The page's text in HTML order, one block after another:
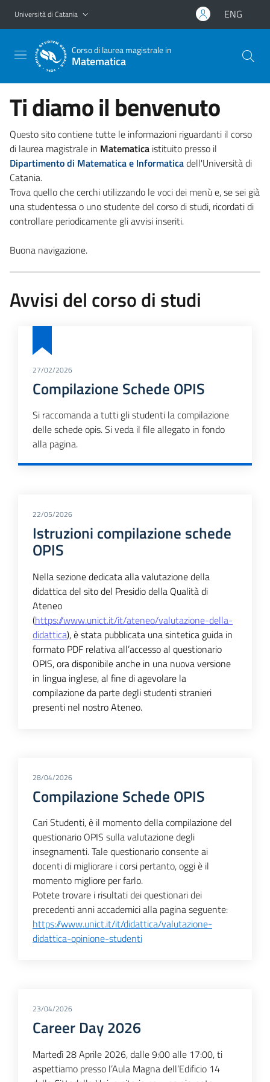
Vai al contenuto principale
Vai al menu di navigazione
Università di Catania ENG
Corso di laurea magistrale in
Matematica
Ti diamo il benvenuto
Questo sito contiene tutte le informazioni riguardanti il corso
di laurea magistrale in Matematica istituito presso il
Dipartimento di Matematica e Informaticadell'Università di
Catania.
Trova quello che cerchi utilizzando le voci dei menù e, se sei già
una studentessa o uno studente del corso di studi, ricordati di
controllare periodicamente gli avvisi inseriti.
Buona navigazione.
Avvisi del corso di studi
27/02/2026
Compilazione Schede OPIS
Si raccomanda a tutti gli studenti la compilazione
delle schede opis. Si veda il file allegato in fondo
alla pagina.
22/05/2026
Istruzioni compilazione schede
OPIS
Nella sezione dedicata alla valutazione della
didattica del sito del Presidio della Qualità di
Ateneo
(https://www.unict.it/it/ateneo/valutazione-della-
didattica), è stata pubblicata una sintetica guida in
formato PDF relativa all’accesso al questionario
OPIS, ora disponibile anche in una nuova versione
in lingua inglese, al fine di agevolare la
compilazione da parte degli studenti stranieri
presenti nel nostro Ateneo.
28/04/2026
Compilazione Schede OPIS
Cari Studenti, è il momento della compilazione del
questionario OPIS sulla valutazione degli
insegnamenti. Tale questionario consente ai
docenti di migliorare i corsi pertanto, oggi è il
momento migliore per farlo.
Potete trovare i risultati dei questionari dei
precedenti anni accademici alla pagina seguente:
https://www.unict.it/it/didattica/valutazione-
didattica-opinione-studenti
23/04/2026
Career Day 2026
Martedì 28 Aprile 2026, dalle 9:00 alle 17:00, ti
aspettiamo presso l’Aula Magna dell’Edificio 14